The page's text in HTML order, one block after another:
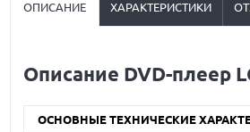
ОПИСАНИЕ ХАРАКТЕРИСТИКИ
Описание DVD-плеер
ОСНОВНЫЕ ТЕХНИЧЕСКИЕ